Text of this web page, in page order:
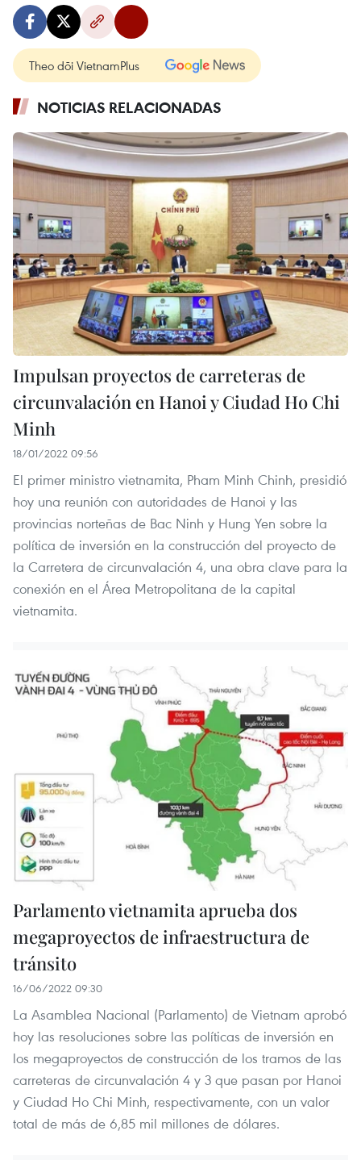
Theo dõi VietnamPlus
NOTICIAS RELACIONADAS
Impulsan proyectos de carreteras de
circunvalación en Hanoi y Ciudad Ho Chi
Minh
18/01/2022 09:56
El primer ministro vietnamita, Pham Minh Chinh, presidió
hoy una reunión con autoridades de Hanoi y las
provincias norteñas de Bac Ninh y Hung Yen sobre la
política de inversión en la construcción del proyecto de
la Carretera de circunvalación 4, una obra clave para la
conexión en el Área Metropolitana de la capital
vietnamita.
Parlamento vietnamita aprueba dos
megaproyectos de infraestructura de
tránsito
16/06/2022 09:30
La Asamblea Nacional (Parlamento) de Vietnam aprobó
hoy las resoluciones sobre las políticas de inversión en
los megaproyectos de construcción de los tramos de las
carreteras de circunvalación 4 y 3 que pasan por Hanoi
y Ciudad Ho Chi Minh, respectivamente, con un valor
total de más de 6,85 mil millones de dólares.